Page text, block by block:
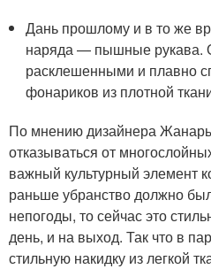
Дань прошлому и в то же
наряда — пышные рукава.
расклешенными и плавно
фонариков из плотной
По мнению дизайнера
отказываться от
важный культурный элемент
раньше убранство должно
непогоды, то сейчас это
день, и на выход. Так что в
стильную накидку из легкой